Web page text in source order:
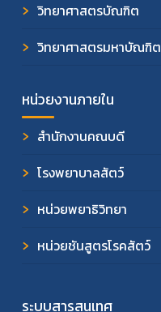
วิทยาศาสตรบัณฑิต
วิทยาศาสตรมหาบัณฑิต
หน่วยงานภายใน
สำนักงานคณบดี
โรงพยาบาลสัตว์
หน่วยพยาธิวิทยา
หน่วยชันสูตรโรคสัตว์
ระบบสารสนเทศ